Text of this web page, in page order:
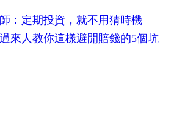
：定期投資，就不用猜時機
來人教你這樣避開賠錢的5個坑